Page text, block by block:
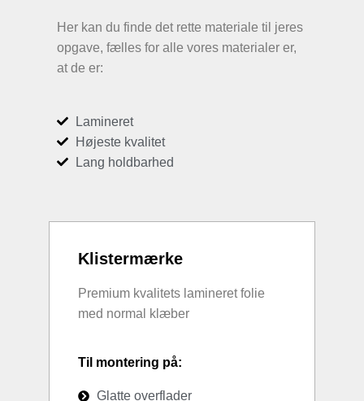
Her kan du finde det rette materiale til jeres
opgave, fælles for alle vores materialer er,
at de er:
Lamineret
Højeste kvalitet
Lang holdbarhed
Klistermærke
Premium kvalitets lamineret folie
med normal klæber
Til montering på:
Glatte overflader